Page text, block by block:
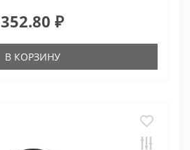
352.80 ₽
В КОРЗИНУ